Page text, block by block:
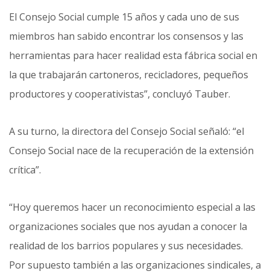
El Consejo Social cumple 15 años y cada uno de sus
miembros han sabido encontrar los consensos y las
herramientas para hacer realidad esta fábrica social en
la que trabajarán cartoneros, recicladores, pequeños
productores y cooperativistas”, concluyó Tauber.
A su turno, la directora del Consejo Social señaló: “el
Consejo Social nace de la recuperación de la extensión
crítica”.
“Hoy queremos hacer un reconocimiento especial a las
organizaciones sociales que nos ayudan a conocer la
realidad de los barrios populares y sus necesidades.
Por supuesto también a las organizaciones sindicales, a